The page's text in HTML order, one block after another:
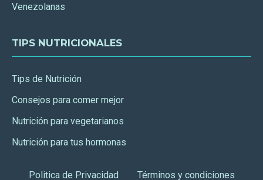
Venezolanas
TIPS NUTRICIONALES
Tips de Nutrición
Consejos para comer mejor
Nutrición para vegetarianos
Nutrición para tus hormonas
Politica de Privacidad Términos y condiciones